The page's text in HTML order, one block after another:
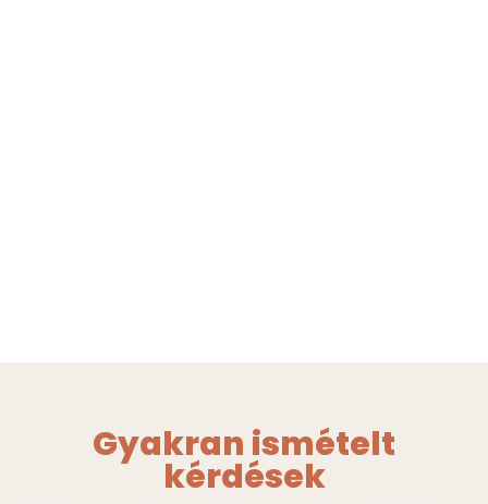
Gyakran ismételt
kérdések